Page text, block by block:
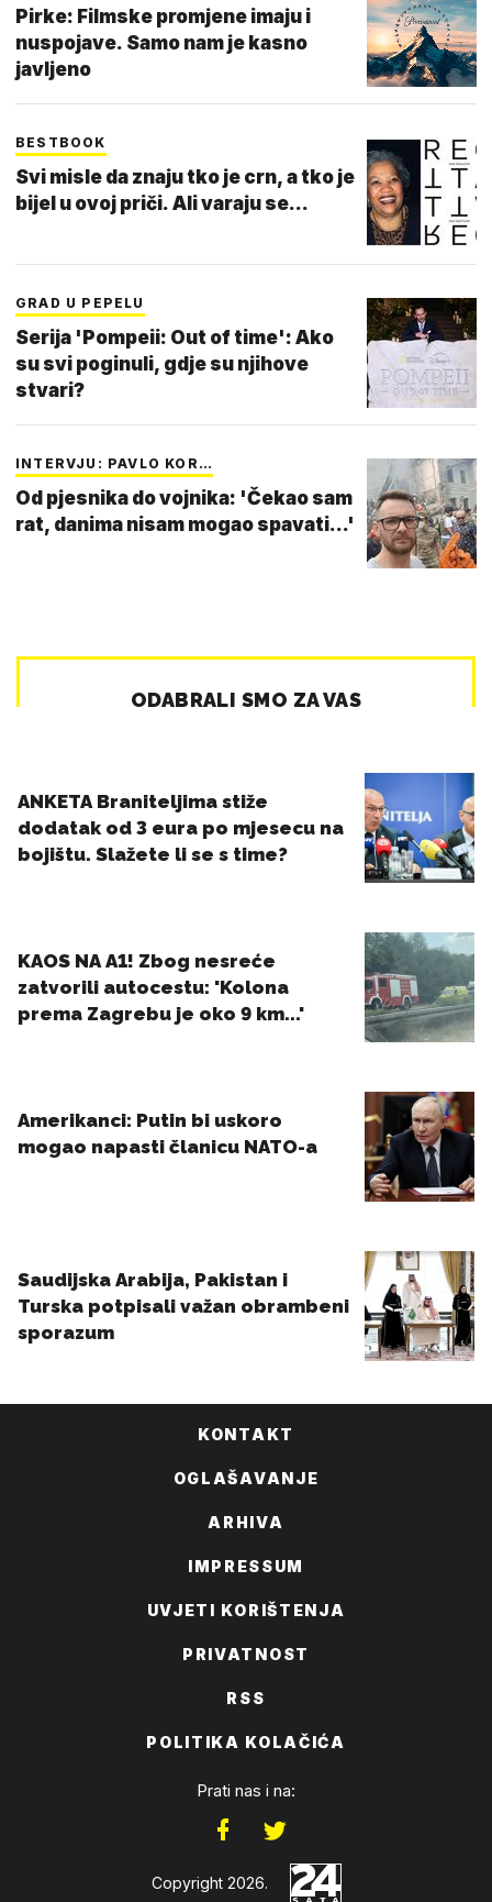
Pirke: Filmske promjene imaju i
nuspojave. Samo nam je kasno
javljeno
BESTBOOK
Svi misle da znaju tko je crn, a tko je
bijel u ovoj priči. Ali varaju se...
GRAD U PEPELU
Serija 'Pompeii: Out of time': Ako
su svi poginuli, gdje su njihove
stvari?
INTERVJU: PAVLO KOR…
Od pjesnika do vojnika: 'Čekao sam
rat, danima nisam mogao spavati...'
KONTAKT
OGLAŠAVANJE
ARHIVA
IMPRESSUM
UVJETI KORIŠTENJA
PRIVATNOST
RSS
POLITIKA KOLAČIĆA
Prati nas i na:
Copyright 2026.